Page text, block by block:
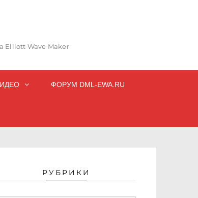
Elliott Wave Maker
ФОРУМ DML-EWA.RU
РУБРИКИ